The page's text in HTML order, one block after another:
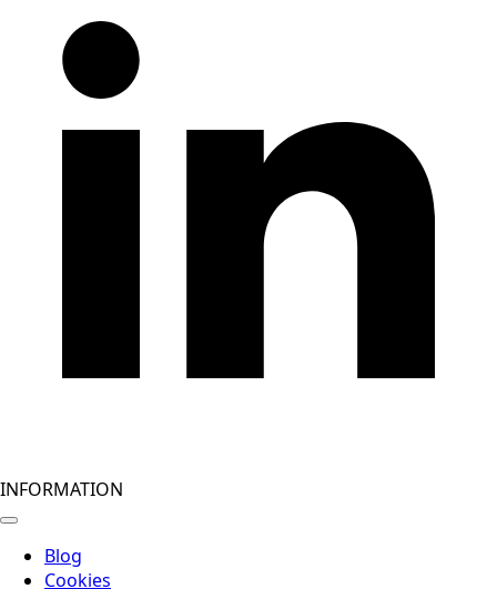
INFORMATION
Blog
Cookies